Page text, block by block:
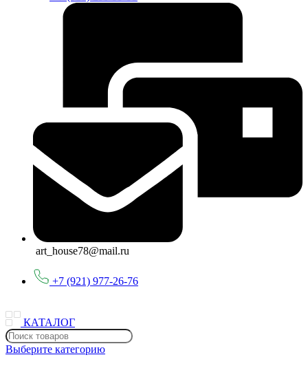
art_house78@mail.ru
+7 (921) 977-26-76
КАТАЛОГ
Выберите категорию